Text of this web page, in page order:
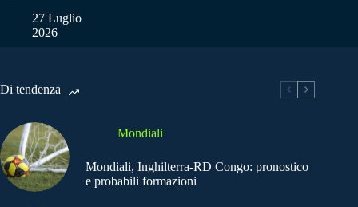
27 Luglio
2026
Di tendenza
Mondiali
Mondiali, Inghilterra-RD Congo: pronostico
e probabili formazioni